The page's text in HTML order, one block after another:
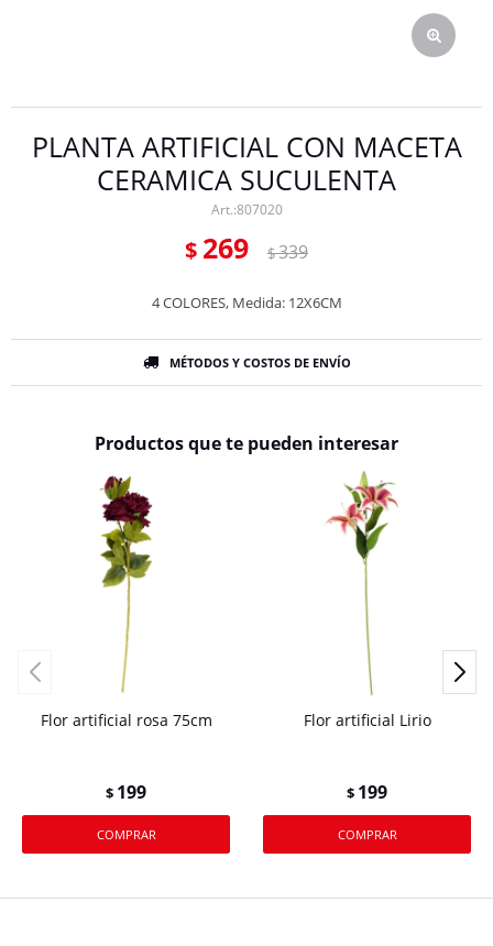
PLANTA ARTIFICIAL CON MACETA
CERAMICA SUCULENTA
807020
$ 269 $339
4 COLORES, Medida: 12X6CM
MÉTODOS Y COSTOS DE ENVÍO
Productos que te pueden interesar
Flor artificial rosa 75cm
$ 199
Flor artificial Lirio
$ 199